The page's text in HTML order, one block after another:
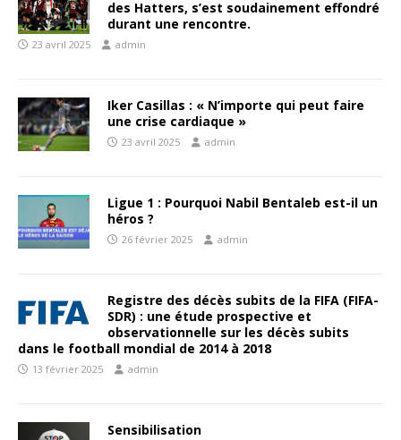
des Hatters, s’est soudainement effondré
durant une rencontre.
23 avril 2025 admin
Iker Casillas : « N’importe qui peut faire
une crise cardiaque »
23 avril 2025 admin
Ligue 1 : Pourquoi Nabil Bentaleb est-il un
héros ?
26 février 2025 admin
Registre des décès subits de la FIFA (FIFA-
SDR) : une étude prospective et
observationnelle sur les décès subits
dans le football mondial de 2014 à 2018
13 février 2025 admin
Sensibilisation